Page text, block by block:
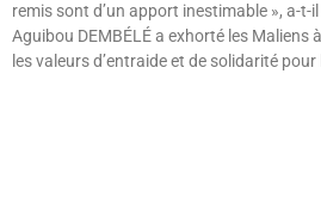
remis sont d’un apport inestimable », a-t-
Aguibou DEMBÉLÉ a exhorté les Maliens
les valeurs d’entraide et de solidarité